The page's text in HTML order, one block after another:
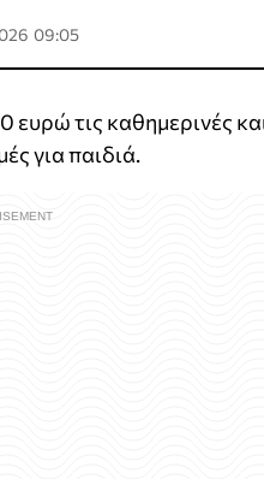
09:05
ευρώ τις καθημερινές
για παιδιά.